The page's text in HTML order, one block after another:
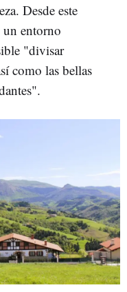
Desde este
entorno
"divisar
como las bellas